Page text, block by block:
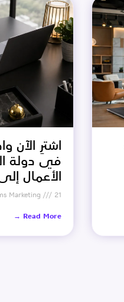
في دولة
الأعمال
Marketing 21 مايو، 2026
Read More →